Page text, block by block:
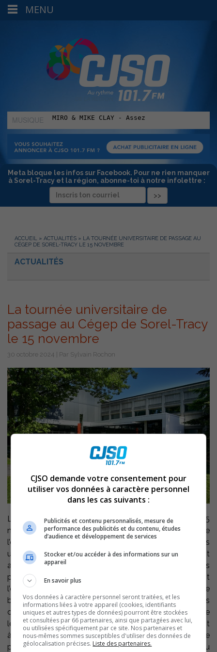
MUSIQUE
:
Meta bloque les infos sur Facebook. Pour ne rien manquer
à Sorel-Tracy et la région, abonne-toi à notre infolettre :
ACCUEIL » ACTUALITÉS » LA TOURNÉE UNIVERSITAIRE DE PASSAGE AU
CÉGEP DE SOREL-TRACY LE 15 NOVEMBRE
ACTUALITÉS
La tournée universitaire de
passage au Cégep de Sorel-Tracy
le 15 novembre
30 octobre 2024 | Par Sylvain Rochon
Le Cégep de Sorel-Tracy accueillera, le vendredi 15
novembre prochain, de 11h30 à 13h30, dans le hall de
l’entrée principale, les représentants de plusieurs
universités québécoises. Les étudiants trouveront
auprès d’eux des informations sur les différentes
possibilités de cheminements universitaires. Ils auront
l’occasion d’explorer les nombreux programmes de
baccalauréats et certificats proposés et d’obtenir des
conseils sur les démarches d’admission. L’objectif est de
leur permettre de prendre des décisions éclairées quant
à leur futur parcours. Quoique cette tournée s’adresse
principalement aux personnes étudiantes, les portes du
MENU
CJSO demande votre consentement pour
utiliser vos données à caractère personnel
dans les cas suivants :
Publicités et contenu personnalisés, mesure de
performance des publicités et du contenu, études
d’audience et développement de services
Stocker et/ou accéder à des informations sur un
appareil
En savoir plus
Vos données à caractère personnel seront traitées, et les
informations liées à votre appareil (cookies, identifiants
uniques et autres types de données) pourront être stockées
et consultées par 66 partenaires, ainsi que partagées avec lui,
ou utilisées spécifiquement par ce site. Nos partenaires et
nous-mêmes sommes susceptibles d'utiliser des données de
géolocalisation précises. Liste des partenaires.